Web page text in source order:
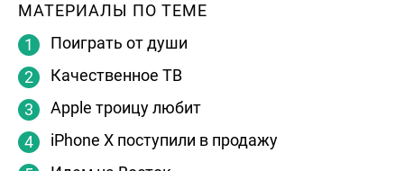
МАТЕРИАЛЫ ПО ТЕМЕ
Поиграть от души
Качественное ТВ
Apple троицу любит
iPhone X поступили в продажу